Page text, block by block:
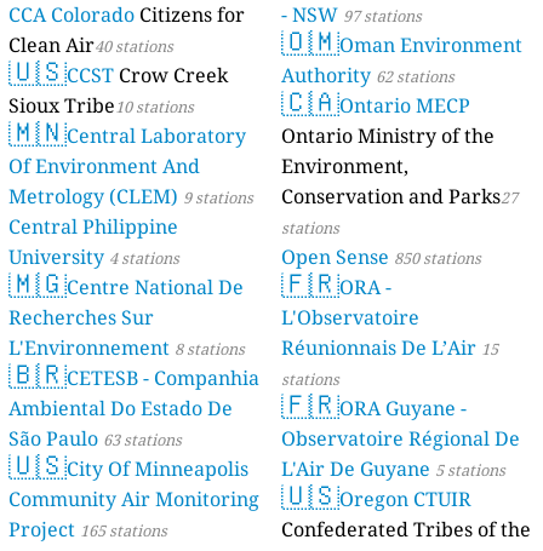
CCA Colorado Citizens for
Clean Air40 stations
🇺🇸CCST Crow Creek
Sioux Tribe10 stations
🇲🇳Central Laboratory
Of Environment And
Metrology (CLEM) 9 stations
Central Philippine
University 4 stations
🇲🇬Centre National De
Recherches Sur
L'Environnement 8 stations
🇧🇷CETESB - Companhia
Ambiental Do Estado De
São Paulo 63 stations
🇺🇸City Of Minneapolis
Community Air Monitoring
Project 165 stations
- NSW 97 stations
🇴🇲Oman Environment
Authority 62 stations
🇨🇦Ontario MECP
Ontario Ministry of the
Environment,
Conservation and Parks27
stations
Open Sense 850 stations
🇫🇷ORA -
L'Observatoire
Réunionnais De L’Air 15
stations
🇫🇷ORA Guyane -
Observatoire Régional De
L'Air De Guyane 5 stations
🇺🇸Oregon CTUIR
Confederated Tribes of the